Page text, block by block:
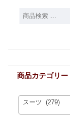
商品カテゴリー
スーツ (279)